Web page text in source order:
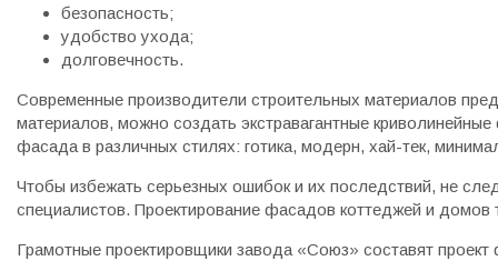
безопасность;
удобство ухода;
долговечность.
Современные производители строительных материалов
материалов, можно создать экстравагантные
фасада в различных стилях: готика, модерн, хай-тек,
Чтобы избежать серьезных ошибок и их последствий, не
специалистов. Проектирование фасадов коттеджей и
Грамотные проектировщики завода «Союз» составят